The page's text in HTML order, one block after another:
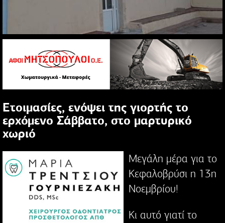
Ετοιμασίες, ενόψει της γιορτής το
ερχόμενο Σάββατο, στο μαρτυρικό
χωριό
Μεγάλη μέρα για το
Κεφαλοβρύσι η 13η
Νοεμβρίου!
Κι αυτό γιατί το